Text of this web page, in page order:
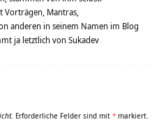
Vorträgen, Mantras,
anderen in seinem Namen im Blog
ja letztlich von Sukadev
Erforderliche Felder sind mit * markiert.